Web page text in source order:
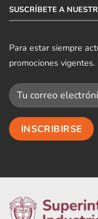
SUSCRÍBETE A
Para estar siempre
promociones vigentes.